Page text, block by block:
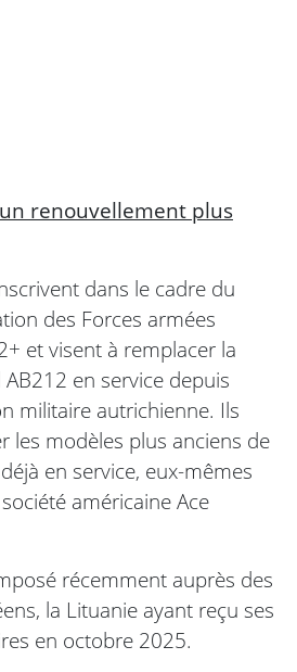
renouvellement plus
dans le cadre du
des Forces armées
et visent à remplacer la
AB212 en service depuis
militaire autrichienne. Ils
les modèles plus anciens de
en service, eux-mêmes
américaine Ace
récemment auprès des
la Lituanie ayant reçu ses
en octobre 2025.